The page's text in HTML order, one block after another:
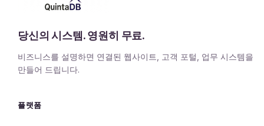
당신의 시스템. 영원히 무료.
비즈니스를 설명하면 연결된 웹사이트, 고객 포털, 업무 시스템을
만들어 드립니다.
플랫폼